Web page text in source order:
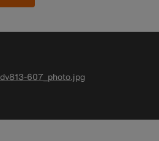
607_photo.jpg